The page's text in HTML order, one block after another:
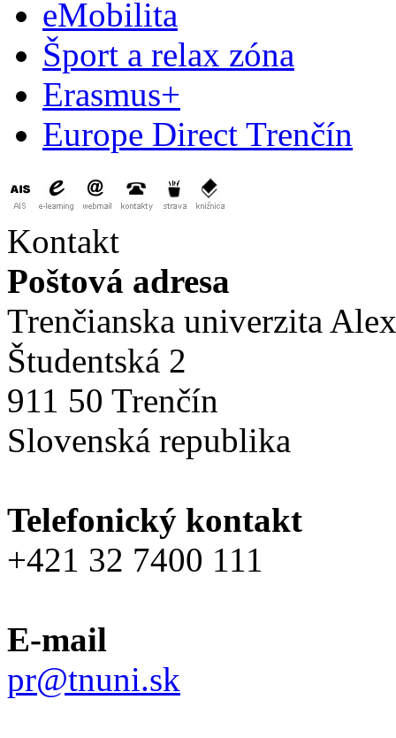
eMobilita
Šport a relax zóna
Erasmus+
Europe Direct Trenčín
Kontakt
Poštová adresa
Trenčianska univerzita
Študentská 2
911 50 Trenčín
Slovenská republika
Telefonický kontakt
+421 32 7400 111
E-mail
pr@tnuni.sk